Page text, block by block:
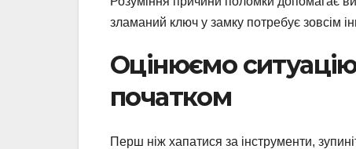
зламаний ключ у замку потребує зовсім
Оцінюємо
початком
Перш ніж хапатися за інструменти,